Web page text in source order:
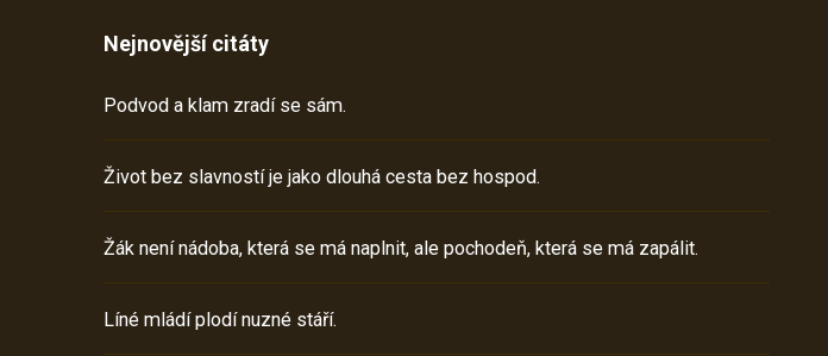
Nejnovější citáty
Podvod a klam zradí se sám.
Život bez slavností je jako dlouhá cesta bez hospod.
Žák není nádoba, která se má naplnit, ale pochodeň, která se má zapálit.
Líné mládí plodí nuzné stáří.